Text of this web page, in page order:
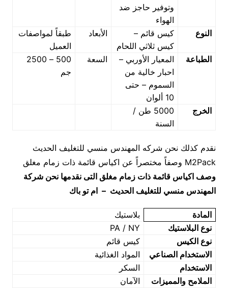
وتوفير حاجز ضد
الهواء
النوع
كيس قائم –
كيس ثلاثي اللحام
الأبعاد
طبقاً لمواصفات
العميل
الطباعة
المعيار الأوربي –
احبار خالية من
السموم – حتى
10 ألوان
السعة
500 – 2500
جم
الخرج
5000 طن /
السنة
نقدم كذلك نحن شركه المهندس منسي للتغليف الحديث
M2Pack وصفاً مختصراً عن اكياس قائمة ذات زمام مغلق
وصف اكياس قائمة ذات زمام مغلق التى نقدمها نحن شركة
المهندس منسي للتغليف الحديث – ام تو باك
المادة
بلاستيك
نوع البلاستيك
PA / NY
نوع الكيس
كيس قائم
الاستخدام الصناعي
المواد الغذائية
الاستخدام
السكر
الملامح والمميزات
الآمان